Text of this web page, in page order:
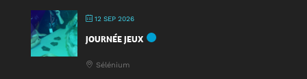
12 SEP 2026
JOURNÉE JEUX
Sélénium